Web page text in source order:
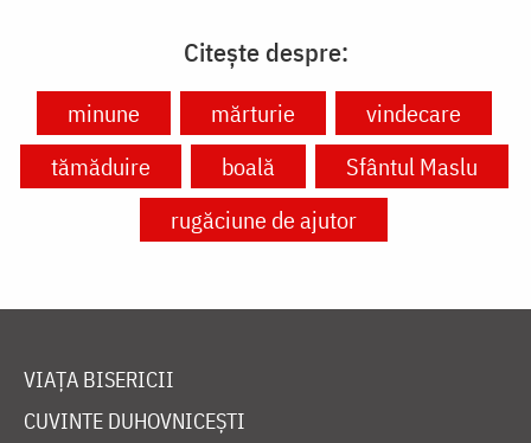
rugăciune de ajutor
CUVINTE DUHOVNICEȘTI
BIBLIOTECĂ
ÎNTREABĂ PREOTUL